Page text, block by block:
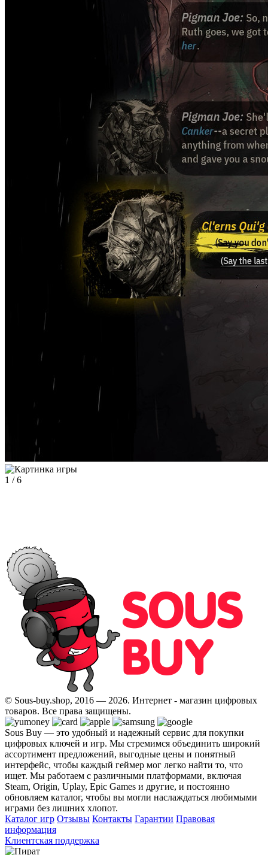
1 /6
© Sous-buy.shop, 2016 — 2026. Интернет - магазин цифровых
товаров. Все права защищены.
Sous Buy — это удобный и надежный сервис для покупки
цифровых ключей и игр. Мы стремимся объединить широкий
ассортимент предложений, выгодные цены и понятный
интерфейс, чтобы каждый геймер мог легко найти то, что
ищет. Мы работаем с различными платформами, включая
Steam, Origin, Uplay, Epic Games и другие, и постоянно
обновляем каталог, чтобы вы могли наслаждаться любимыми
играми без лишних хлопот.
Каталог игр Отзывы Контакты Гарантии Правовая
информация
Клиентская поддержка